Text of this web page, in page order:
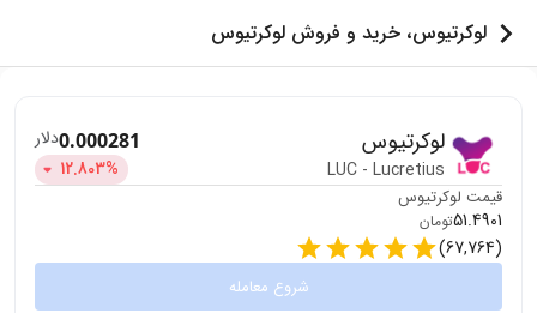
لوکرتیوس، خرید و فروش لوکرتیوس
لوکرتیوس
LUC - Lucretius
0.000281دلار
12.803%
قیمت لوکرتیوس
51.4901تومان
(
67,764
)
شروع معامله